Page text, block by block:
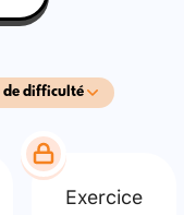
de difficulté
Exercice